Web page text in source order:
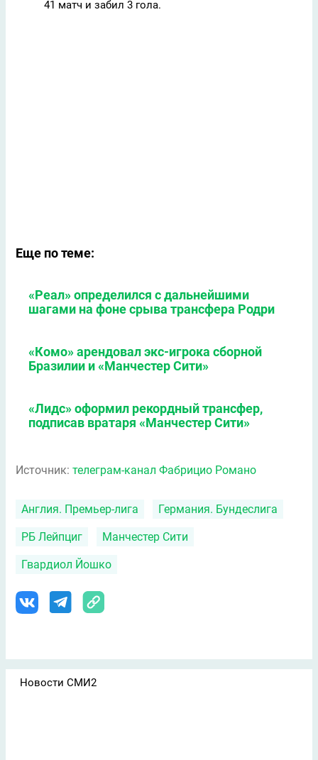
41 матч и забил 3 гола.
Еще по теме:
«Реал» определился с дальнейшими
шагами на фоне срыва трансфера Родри
«Комо» арендовал экс-игрока сборной
Бразилии и «Манчестер Сити»
«Лидс» оформил рекордный трансфер,
подписав вратаря «Манчестер Сити»
Источник: телеграм-канал Фабрицио Романо
Англия. Премьер-лига Германия. Бундеслига
РБ Лейпциг Манчестер Сити
Гвардиол Йошко
Новости СМИ2